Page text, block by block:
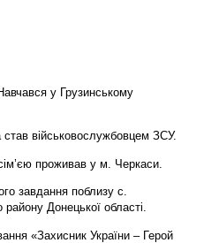
у Грузинському
став військовослужбовцем ЗСУ.
проживав у м. Черкаси.
завдання поблизу с.
Донецької області.
«Захисник України – Герой